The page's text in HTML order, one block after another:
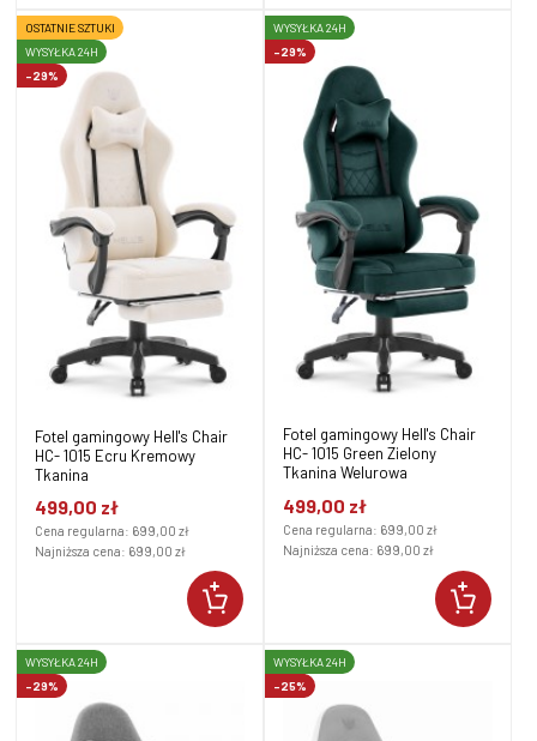
Fotel gamingowy Hell's Chair
HC- 1015 Ecru Kremowy
Tkanina
499,00 zł
Cena regularna: 699,00 zł
Najniższa cena: 699,00 zł
-29%
OSTATNIE SZTUKI
WYSYŁKA 24H
Fotel gamingowy Hell's Chair
HC- 1015 Green Zielony
Tkanina Welurowa
499,00 zł
Cena regularna: 699,00 zł
Najniższa cena: 699,00 zł
-29%
WYSYŁKA 24H
-29%
WYSYŁKA 24H
-25%
WYSYŁKA 24H